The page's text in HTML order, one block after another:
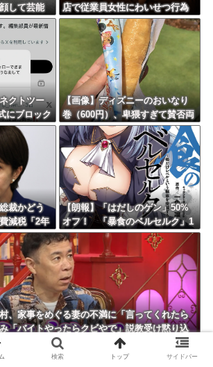
して芸能
受信料を
伝えよ」
店で従業員女性にわいせつ行為
かで男を逮捕ｗｗｗｗｗｗｗｗ
クトツー
にブロック
ｗｗｗｗ
【画像】ディズニーのおいなり
巻（600円）、卑猥すぎて賛否両
論ｗｗｗｗｗｗｗｗｗ
裁かどう
減税「2年
発言を説
【朗報】「はだしのゲン」50%
オフ！ 「暴食のベルセルク」1
4巻無料ｗｗｗｗｗｗ
、家事をめぐる妻の不満に「言ってくれたら
「バイトやったらクビやで」説教受け黙り込
検索 トップ サイドバー